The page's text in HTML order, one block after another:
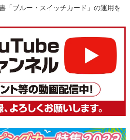
「ブルー・スイッチカード」の運用を